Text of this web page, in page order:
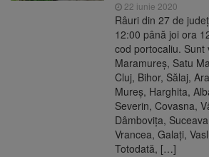
Trafic blocat pe DN1E
– Poiana Brașov după un accident. Două
persoane primesc îngrijiri medicale
Se schimbă examenul
medic specialist. Subiecte unice în
aceeași oră și același barem
22 iunie 2020
Râuri din 27 de
12:00 până joi ora
cod portocaliu. Sunt
Maramureş, Satu
Cluj, Bihor, Sălaj,
Mureş, Harghita,
Severin, Covasna,
Dâmboviţa,
Vrancea, Galaţi,
Totodată, […]